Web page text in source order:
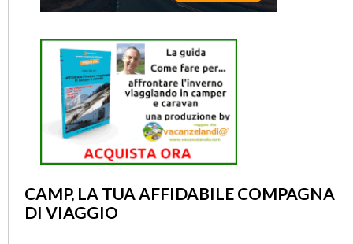
CAMP, LA TUA AFFIDABILE COMPAGNA
DI VIAGGIO